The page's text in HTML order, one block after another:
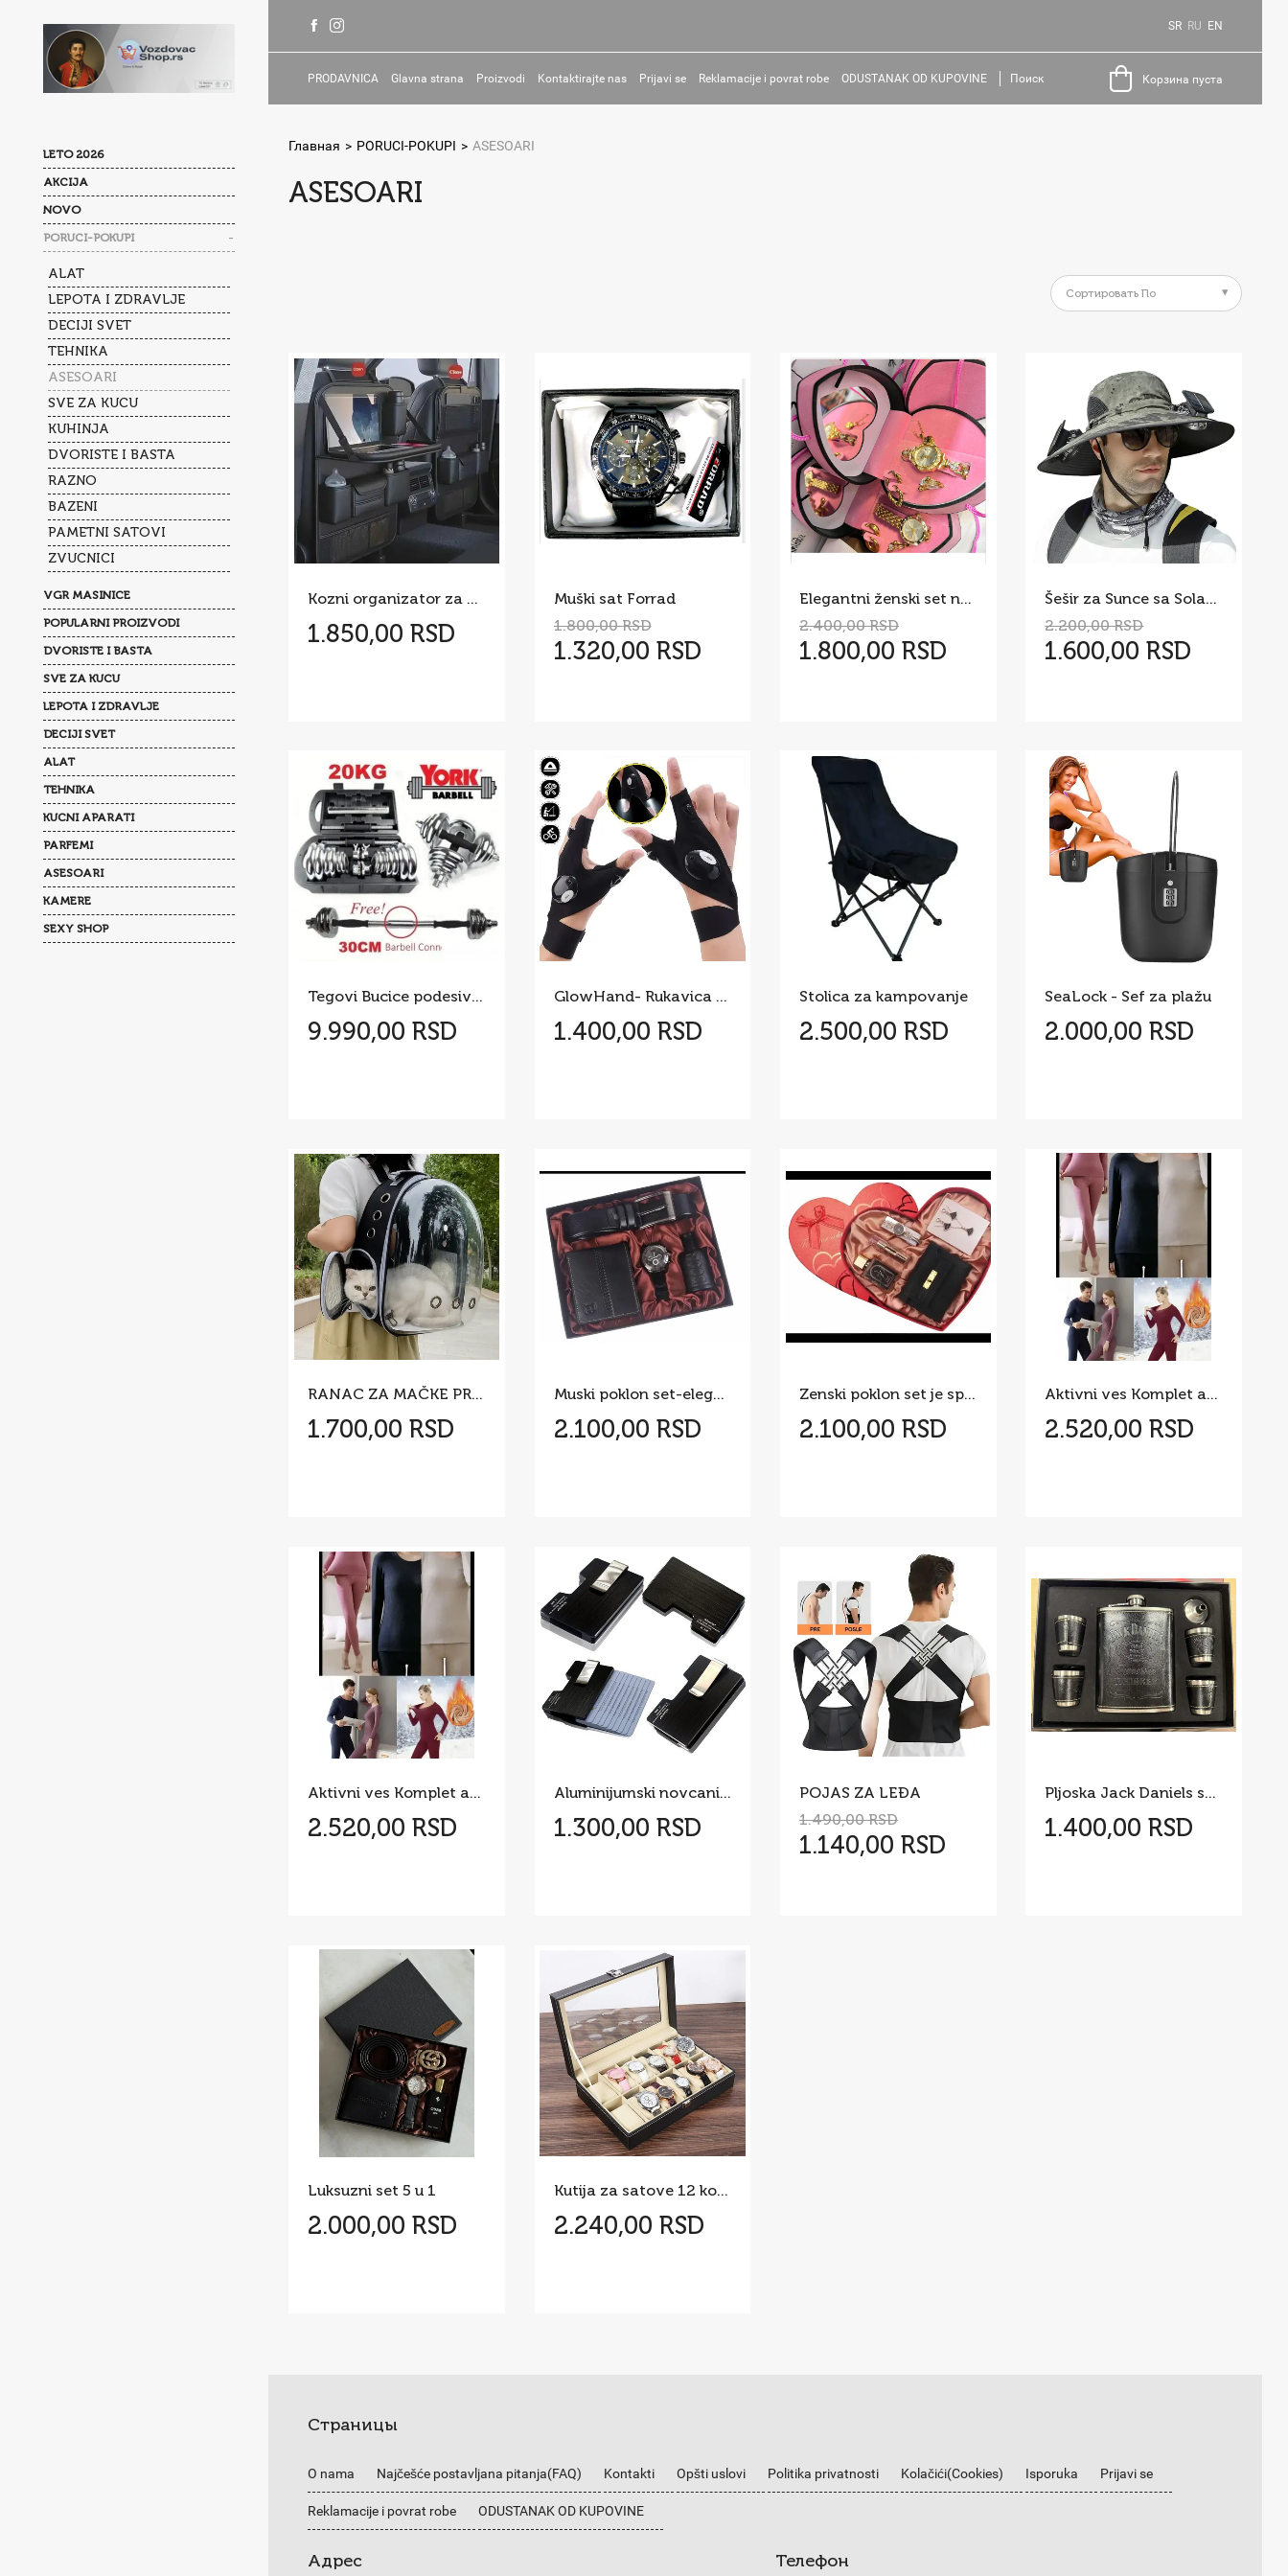
LETO 2026
AKCIJA
NOVO
PORUCI-POKUPI -
ALAT
LEPOTA I ZDRAVLJE
DECIJI SVET
TEHNIKA
ASESOARI
SVE ZA KUCU
KUHINJA
DVORISTE I BASTA
RAZNO
BAZENI
PAMETNI SATOVI
ZVUCNICI
VGR MASINICE
POPULARNI PROIZVODI
DVORISTE I BASTA
SVE ZA KUCU
LEPOTA I ZDRAVLJE
DECIJI SVET
ALAT
TEHNIKA
KUCNI APARATI
PARFEMI
ASESOARI
KAMERE
SEXY SHOP
SR RU EN
PRODAVNICA Glavna strana Proizvodi Kontaktirajte nas Prijavi se Reklamacije i povrat robe ODUSTANAK OD KUPOVINE Поиск Корзина пуста
Главная > PORUCI-POKUPI > ASESOARI
ASESOARI
Сортировать По
Kozni organizator za auto sediste sa policom
1.850,00 RSD
Muški sat Forrad
1.800,00 RSD
1.320,00 RSD
Elegantni ženski set nakita
2.400,00 RSD
1.800,00 RSD
Šešir za Sunce sa Solar Ventilatorima
2.200,00 RSD
1.600,00 RSD
Tegovi Bucice podesivi 20kg + sipka za spajanje YORK
9.990,00 RSD
GlowHand- Rukavica sa LED svetlom
1.400,00 RSD
Stolica za kampovanje
2.500,00 RSD
SeaLock - Sef za plažu
2.000,00 RSD
RANAC ZA MAČKE PRAKTIČNOST KOJA MENJA SVE
1.700,00 RSD
Muski poklon set-elegancija u svakom detalju
2.100,00 RSD
Zenski poklon set je spoj lepote, elegancije i glamura
2.100,00 RSD
Aktivni ves Komplet aktivni ves Termo ZENSKI
2.520,00 RSD
Aktivni ves Komplet aktivni ves Termo MUSKI
2.520,00 RSD
Aluminijumski novcanik za kartice sa RFID zaštitom
1.300,00 RSD
POJAS ZA LEĐA
1.490,00 RSD
1.140,00 RSD
Pljoska Jack Daniels sa 4 casice
1.400,00 RSD
Luksuzni set 5 u 1
2.000,00 RSD
Kutija za satove 12 komada
2.240,00 RSD
Страницы
O nama Najčešće postavljana pitanja(FAQ) Kontakti Opšti uslovi Politika privatnosti Kolačići(Cookies) Isporuka Prijavi se
Reklamacije i povrat robe ODUSTANAK OD KUPOVINE
Адрес Телефон